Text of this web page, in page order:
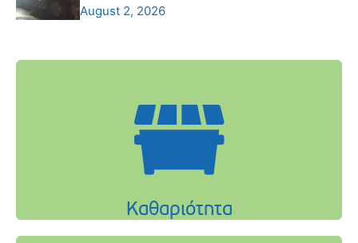
August 2, 2026